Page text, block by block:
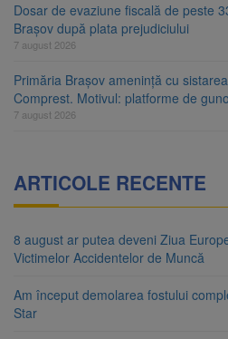
Dosar de evaziune fiscală de peste
Brașov după plata prejudiciului
7 august 2026
Primăria Brașov amenință cu
Comprest. Motivul: platforme de
7 august 2026
ARTICOLE RECENTE
8 august ar putea deveni Ziua
Victimelor Accidentelor de Muncă
Am început demolarea fostului
Star